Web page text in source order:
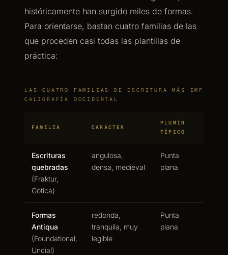
históricamente han surgido miles de formas.
Para orientarse, bastan cuatro familias de las
que proceden casi todas las plantillas de
práctica:
LAS CUATRO FAMILIAS DE ESCRITURA MÁS
CALIGRAFÍA OCCIDENTAL
FAMILIA CARÁCTER
PLUMÍN
TÍPICO
Escrituras
quebradas
(Fraktur,
Gótica)
angulosa,
densa, medieval
Punta
plana
Formas
Antiqua
(Foundational,
Uncial)
redonda,
tranquila, muy
legible
Punta
plana